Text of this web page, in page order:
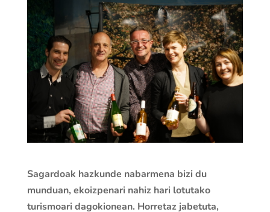
Sagardoak hazkunde nabarmena bizi du
munduan, ekoizpenari nahiz hari lotutako
turismoari dagokionean. Horretaz jabetuta,